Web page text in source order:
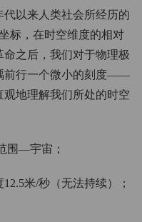
代以来人类社会所经历的
标，在时空维度的相对
之后，我们对于物理极
前行一个微小的刻度——
地理解我们所处的时空
围—宇宙；
米/秒（无法持续）；